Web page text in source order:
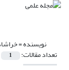
نویسنده =
تعداد مقالات: 1